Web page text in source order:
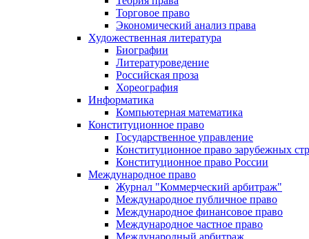
Торговое право
Экономический анализ права
Художественная литература
Биографии
Литературоведение
Российская проза
Хореография
Информатика
Компьютерная математика
Конституционное право
Государственное управление
Конституционное право зарубежных
Конституционное право России
Международное право
Журнал "Коммерческий арбитраж"
Международное публичное право
Международное финансовое право
Международное частное право
Международный арбитраж